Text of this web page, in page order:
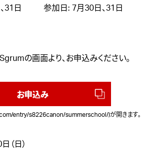
31日
参加日: 7月30日、31日
の画面より、お申込みください。
お申込み
entry/s8226canon/summerschool/)が開きます。
（日）